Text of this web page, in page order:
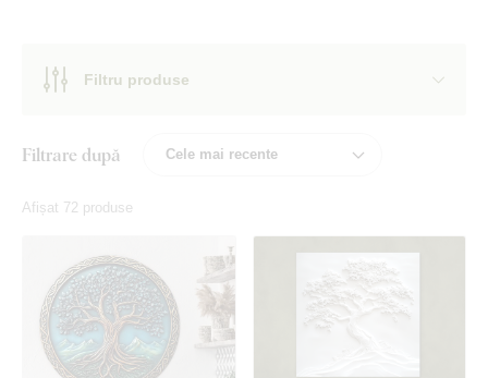
Filtru produse
Filtrare după
Afișat 72 produse